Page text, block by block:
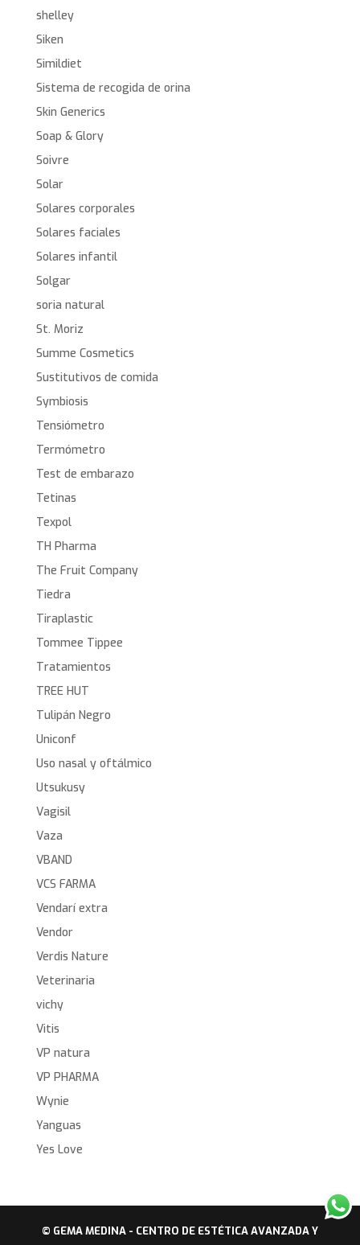
shelley
Siken
Simildiet
Sistema de recogida de orina
Skin Generics
Soap & Glory
Soivre
Solar
Solares corporales
Solares faciales
Solares infantil
Solgar
soria natural
St. Moriz
Summe Cosmetics
Sustitutivos de comida
Symbiosis
Tensiómetro
Termómetro
Test de embarazo
Tetinas
Texpol
TH Pharma
The Fruit Company
Tiedra
Tiraplastic
Tommee Tippee
Tratamientos
TREE HUT
Tulipán Negro
Uniconf
Uso nasal y oftálmico
Utsukusy
Vagisil
Vaza
VBAND
VCS FARMA
Vendarí extra
Vendor
Verdis Nature
Veterinaria
vichy
Vitis
VP natura
VP PHARMA
Wynie
Yanguas
Yes Love
© GEMA MEDINA - CENTRO DE ESTÉTICA AVANZADA Y